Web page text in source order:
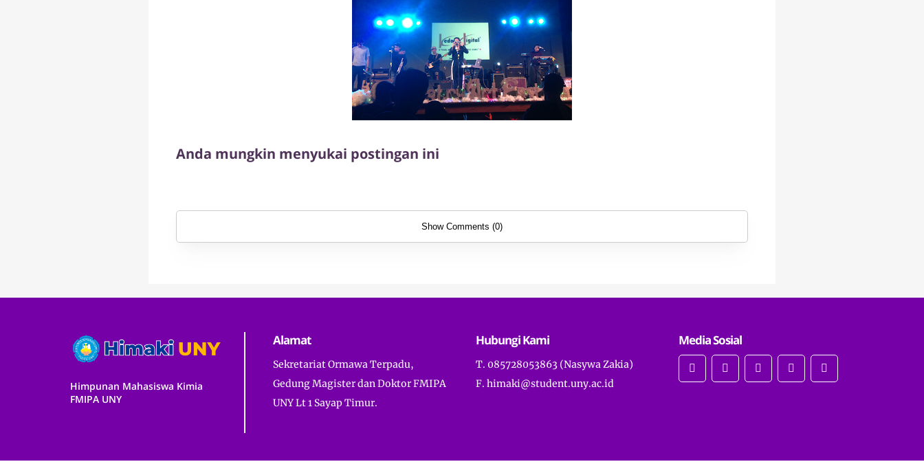
Anda mungkin menyukai postingan ini
Show Comments (0)
Himpunan Mahasiswa Kimia
FMIPA UNY
Alamat
Sekretariat Ormawa Terpadu,
Gedung Magister dan Doktor FMIPA
UNY Lt 1 Sayap Timur.
Hubungi Kami
T. 085728053863 (Nasywa Zakia)
F. himaki@student.uny.ac.id
Media Sosial